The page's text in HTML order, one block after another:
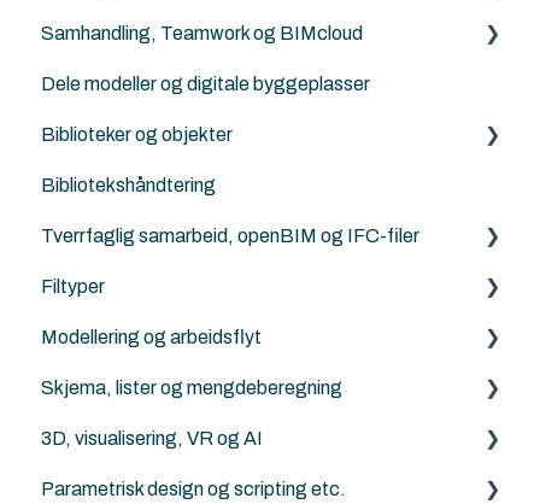
Architerra
Goodies for Archicad
Land4
Norkart
Maler
Attributter
Work Enviroment
Migrerering mellom versjoner
Samhandling, Teamwork og BIMcloud
Generelt
Feilsøking
Rutiner
Andre samhandlingsløsninger
Dele modeller og digitale byggeplasser
Biblioteker og objekter
Egendefinerte objekter
Norske tilleggs objekt-bibiloteker
Archicad standard biblioteker
Bibliotekshåndtering
Tverrfaglig samarbeid, openBIM og IFC-filer
IFC generelt
Archicad
Revit
Solibri
IFC Viewers/Verktøy
Filtyper
PDF
DXF/DWG File (.dxf, .dwg)
Punktsky
FBX (.fbx)
Modellering og arbeidsflyt
Archicad
ArchiFrame
Skjema, lister og mengdeberegning
Archicad
Solibri
3D, visualisering, VR og AI
Archicad
Parametrisk design og scripting etc.